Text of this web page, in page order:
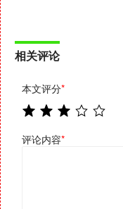
相关评论
本文评分*
评论内容*